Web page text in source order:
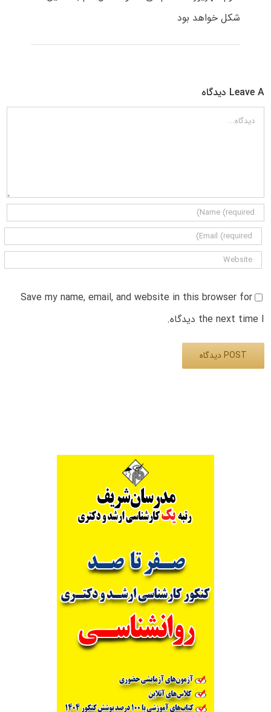
شکل خواهد بود
Leave A دیدگاه
دیدگاه
Save my name, email, and website in this browser for
the next time I دیدگاه.